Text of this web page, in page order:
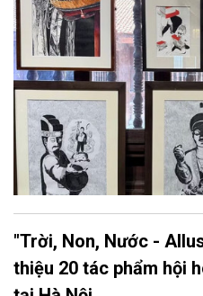
"Trời, Non, Nước -
thiệu 20 tác phẩm hội